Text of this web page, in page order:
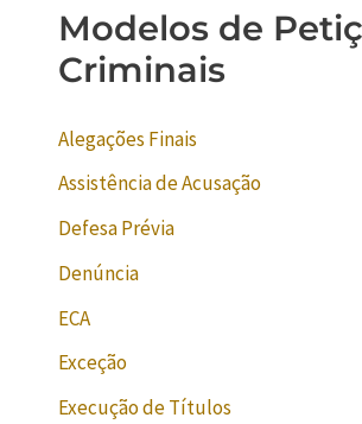
Modelos de
Criminais
Alegações Finais
Assistência de Acusação
Defesa Prévia
Denúncia
ECA
Exceção
Execução de Títulos